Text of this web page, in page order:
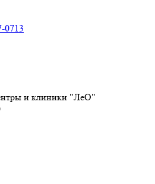
0713
и клиники "ЛеО"